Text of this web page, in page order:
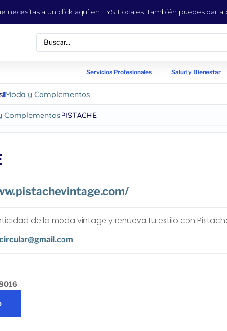
necesitas a un click aquí en EYS Locales. También puedes dar
Servicios Profesionales Salud y Bienestar
Moda y Complementos
ComplementosPISTACHE
de la moda vintage y renueva tu estilo con